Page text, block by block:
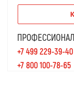
+7 499 229-39-40
+7 800 100-78-65